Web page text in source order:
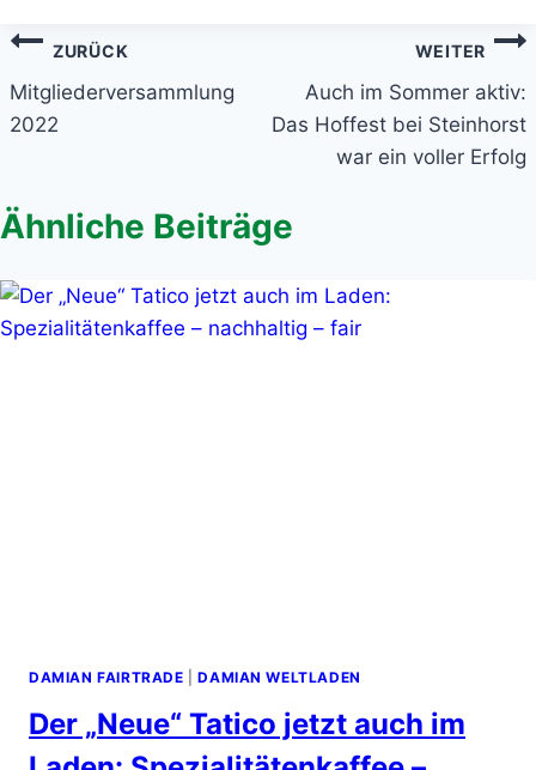
Beitragsnavigation
ZURÜCK
Mitgliederversammlung
2022
WEITER
Auch im Sommer aktiv:
Das Hoffest bei Steinhorst
war ein voller Erfolg
Ähnliche Beiträge
DAMIAN FAIRTRADE |DAMIAN WELTLADEN
Der „Neue“ Tatico jetzt auch im